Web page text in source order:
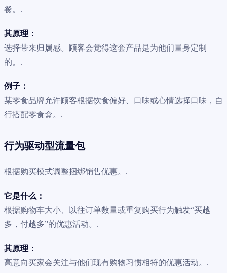
餐。.
其原理：
选择带来归属感。顾客会觉得这套产品是为他们量身定制
的。.
例子：
某零食品牌允许顾客根据饮食偏好、口味或心情选择口味，自
行搭配零食盒。.
行为驱动型流量包
根据购买模式调整捆绑销售优惠。.
它是什么：
根据购物车大小、以往订单数量或重复购买行为触发“买越
多，付越多”的优惠活动。.
其原理：
高意向买家会关注与他们现有购物习惯相符的优惠活动。.